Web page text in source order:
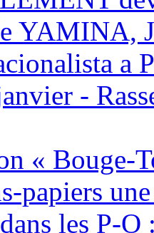
YAMINA,
a
-
« Bouge-
papiers
les P-